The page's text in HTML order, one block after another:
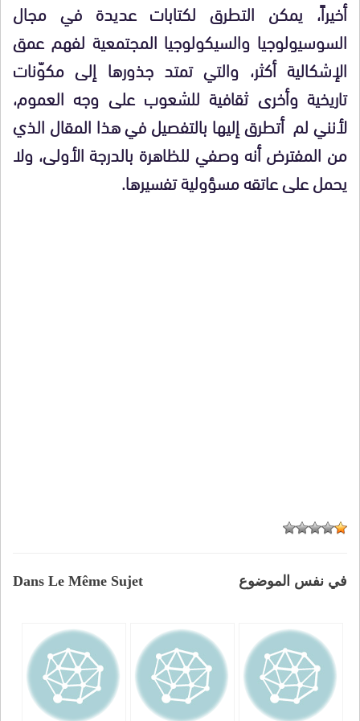
أخيراً، يمكن التطرق لكتابات عديدة في مجال
السوسيولوجيا والسيكولوجيا المجتمعية لفهم عمق
الإشكالية أكثر، والتي تمتد جذورها إلى مكوّنات
تاريخية وأخرى ثقافية للشعوب على وجه العموم،
لأنني لم أتطرق إليها بالتفصيل في هذا المقال الذي
من المفترض أنه وصفي للظاهرة بالدرجة الأولى، ولا
يحمل على عاتقه مسؤولية تفسيرها.
Dans Le Même Sujet في نفس الموضوع